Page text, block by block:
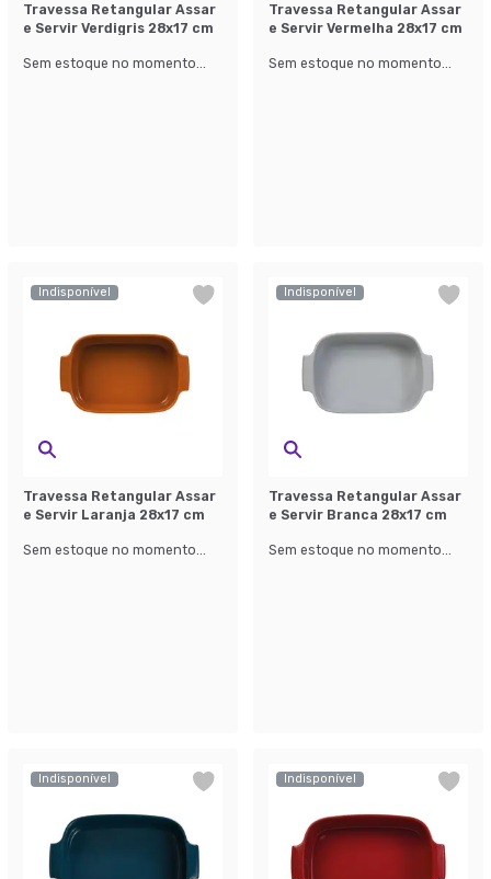
Travessa Retangular Assar
e Servir Verdigris 28x17 cm
Sem estoque no momento...
Travessa Retangular Assar
e Servir Vermelha 28x17 cm
Sem estoque no momento...
Indisponível
Travessa Retangular Assar
e Servir Laranja 28x17 cm
Sem estoque no momento...
Indisponível
Travessa Retangular Assar
e Servir Branca 28x17 cm
Sem estoque no momento...
Indisponível Indisponível